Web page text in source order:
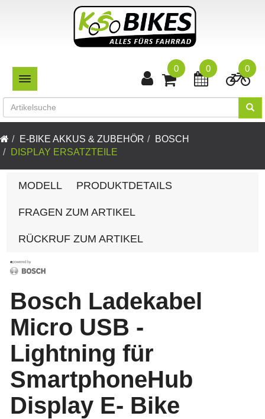
TOGGLE NAVIGATION
0
0
0
E-BIKE AKKUS & ZUBEHÖR
BOSCH
DISPLAY ERSATZTEILE
MODELL PRODUKTDETAILS
FRAGEN ZUM ARTIKEL
RÜCKRUF ZUM ARTIKEL
Bosch Ladekabel
Micro USB -
Lightning für
SmartphoneHub
Display E- Bike